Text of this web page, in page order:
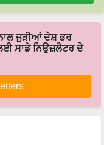
ਜੁੜੀਆਂ ਦੇਸ਼ ਭਰ
ਸਾਡੇ ਨਿਉਜ਼ਲੈਟਰ ਦੇ